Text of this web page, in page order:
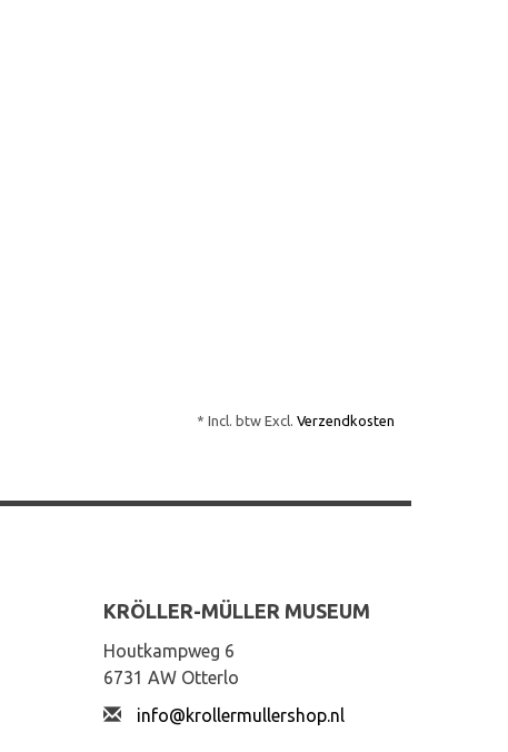
* Incl. btw Excl. Verzendkosten
KRÖLLER-MÜLLER MUSEUM
Houtkampweg 6
6731 AW Otterlo
info@krollermullershop.nl